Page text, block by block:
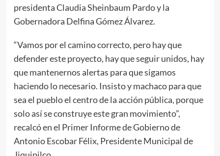
presidenta Claudia Sheinbaum Pardo y la
Gobernadora Delfina Gómez Álvarez.
“Vamos por el camino correcto, pero hay que
defender este proyecto, hay que seguir unidos, hay
que mantenernos alertas para que sigamos
haciendo lo necesario. Insisto y machaco para que
sea el pueblo el centro de la acción pública, porque
solo así se construye este gran movimiento”,
recalcó en el Primer Informe de Gobierno de
Antonio Escobar Félix, Presidente Municipal de